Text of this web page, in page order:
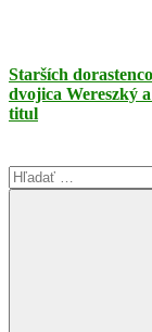
Starších
dvojica Wereszký
titul
Search
for: